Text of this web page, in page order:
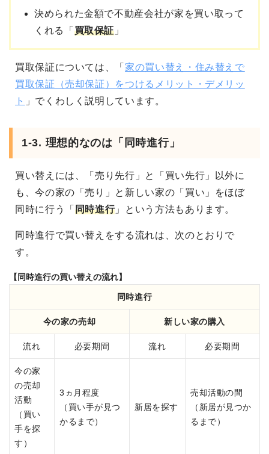
決められた金額で不動産会社が家を買い取って
くれる「 買取保証 」
買取保証については、「 家の買い替え・住み替えで
買取保証（売却保証）をつけるメリット・デメリッ
ト 」でくわしく説明しています。
1-3. 理想的なのは「同時進行」
買い替えには、「売り先行」と「買い先行」以外に
も、今の家の「売り」と新しい家の「買い」をほぼ
同時に行う「 同時進行」という方法もあります。
同時進行で買い替えをする流れは、次のとおりで
す。
【同時進行の買い替えの流れ】
同時進行
今の家の売却 新しい家の購入
流れ 必要期間 流れ 必要期間
今の家
の売却
活動
（買い
手を探
す）
3ヵ月程度
（買い手が見つ
かるまで）
新居を探す
売却活動の間
（新居が見つか
るまで）